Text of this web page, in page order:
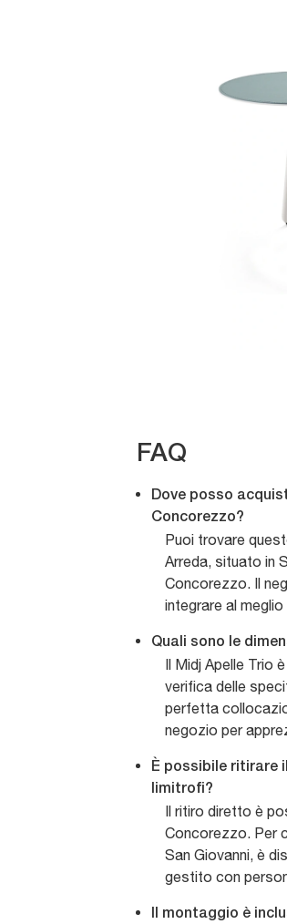
FAQ
Dove posso
Concorezzo?
Puoi trovare
Arreda, situato in
Concorezzo. Il
integrare al
Quali sono le
Il Midj Apelle Trio
verifica delle
perfetta
negozio per
È possibile ritirare
limitrofi?
Il ritiro diretto è
Concorezzo. Per
San Giovanni, è
gestito con
Il montaggio è